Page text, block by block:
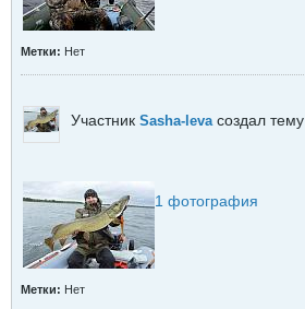
Метки: Нет
Участник Sasha-leva создал тему
1 фотография
Метки: Нет